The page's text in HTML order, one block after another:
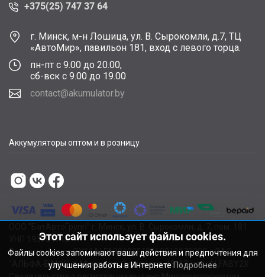
+375(25) 747 37 64
г. Минск, м-н Лошица, ул. В. Сырокомли, д.7, ТЦ
«АвтоМир», павильон 181, вход с левого торца.
пн-пт с 9.00 до 20.00,
сб-вск с 9.00 до 19.00
contact@akumulator.by
Аккумуляторы оптом и в розницу
УНП 193784748.
Расчетный счет BY11ALFA30122F48260010270000 в ЗАО
"АЛЬФА-БАНК", г. Минск, ул. Сурганова, 43-47, код ALFABY2X
Этот сайт использует файлы cookies.
Файлы cookies запоминают ваши действия и предпочтения для
улучшения работы в Интернете Подробнее